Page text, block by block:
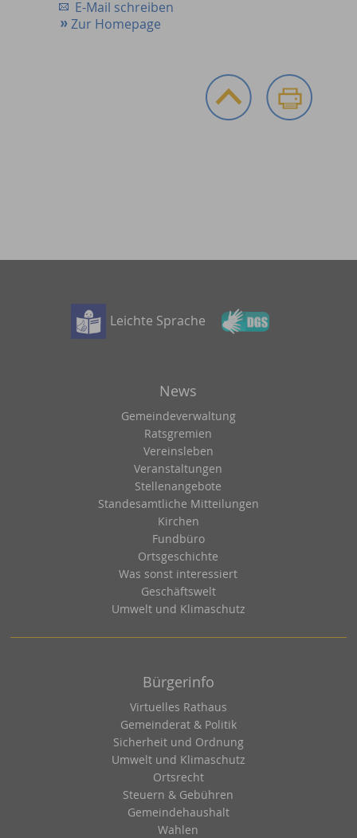
E-Mail schreiben
Zur Homepage
Leichte Sprache
News
Gemeindeverwaltung
Ratsgremien
Vereinsleben
Veranstaltungen
Stellenangebote
Standesamtliche Mitteilungen
Kirchen
Fundbüro
Ortsgeschichte
Was sonst interessiert
Geschäftswelt
Umwelt und Klimaschutz
Bürgerinfo
Virtuelles Rathaus
Gemeinderat & Politik
Sicherheit und Ordnung
Umwelt und Klimaschutz
Ortsrecht
Steuern & Gebühren
Gemeindehaushalt
Wahlen